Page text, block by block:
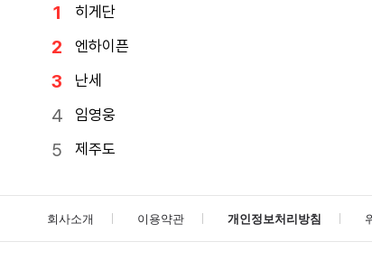
히게단
엔하이픈
난세
임영웅
제주도
회사소개 이용약관 개인정보처리방침